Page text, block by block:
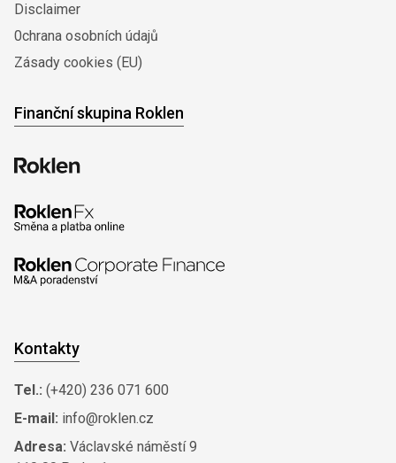
Disclaimer
0chrana osobních údajů
Zásady cookies (EU)
Finanční skupina Roklen
Kontakty
Tel.: (+420) 236 071 600
E-mail: info@roklen.cz
Adresa: Václavské náměstí 9